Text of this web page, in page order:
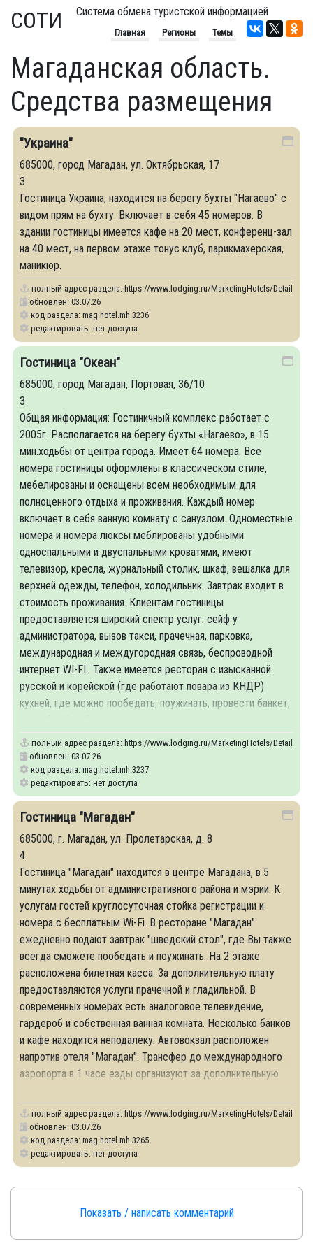
СОТИ Система обмена туристской информацией
Главная Регионы Темы
Магаданская область.
Средства размещения
"Украина"
685000, город Магадан, ул. Октябрьская, 17
3
Гостиница Украина, находится на берегу бухты "Нагаево" с
видом прям на бухту. Включает в себя 45 номеров. В
здании гостиницы имеется кафе на 20 мест, конференц-зал
на 40 мест, на первом этаже тонус клуб, парикмахерская,
маникюр.
полный адрес раздела: https://www.lodging.ru/MarketingHotels/Details/
обновлен: 03.07.26
код раздела: mag.hotel.mh.3236
редактировать: нет доступа
Гостиница "Океан"
685000, город Магадан, Портовая, 36/10
3
Общая информация: Гостиничный комплекс работает с
2005г. Располагается на берегу бухты «Нагаево», в 15
мин.ходьбы от центра города. Имеет 64 номера. Все
номера гостиницы оформлены в классическом стиле,
мебелированы и оснащены всем необходимым для
полноценного отдыха и проживания. Каждый номер
включает в себя ванную комнату с санузлом. Одноместные
номера и номера люксы меблированы удобными
односпальными и двуспальными кроватями, имеют
телевизор, кресла, журнальный столик, шкаф, вешалка для
верхней одежды, телефон, холодильник. Завтрак входит в
стоимость проживания. Клиентам гостиницы
предоставляется широкий спектр услуг: сейф у
администратора, вызов такси, прачечная, парковка,
международная и междугородная связь, беспроводной
интернет WI-FI.. Также имеется ресторан с изысканной
русской и корейской (где работают повара из КНДР)
кухней, где можно пообедать, поужинать, провести банкет,
полный адрес раздела: https://www.lodging.ru/MarketingHotels/Details/
обновлен: 03.07.26
код раздела: mag.hotel.mh.3237
редактировать: нет доступа
Гостиница "Магадан"
685000, г. Магадан, ул. Пролетарская, д. 8
4
Гостиница "Магадан" находится в центре Магадана, в 5
минутах ходьбы от административного района и мэрии. К
услугам гостей круглосуточная стойка регистрации и
номера с бесплатным Wi-Fi. В ресторане "Магадан"
ежедневно подают завтрак "шведский стол", где Вы также
всегда сможете пообедать и поужинать. На 2 этаже
расположена билетная касса. За дополнительную плату
предоставляются услуги прачечной и гладильной. В
современных номерах есть аналоговое телевидение,
гардероб и собственная ванная комната. Несколько банков
и кафе находится неподалеку. Автовокзал расположен
напротив отеля "Магадан". Трансфер до международного
аэропорта в 1 часе езды организуют за дополнительную
полный адрес раздела: https://www.lodging.ru/MarketingHotels/Details/
обновлен: 03.07.26
код раздела: mag.hotel.mh.3265
редактировать: нет доступа
Показать / написать комментарий